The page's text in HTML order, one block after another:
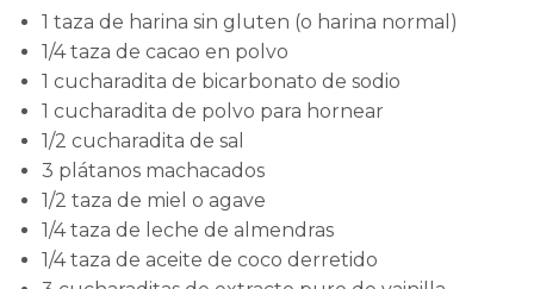
1 taza de harina sin gluten (o harina normal)
1/4 taza de cacao en polvo
1 cucharadita de bicarbonato de sodio
1 cucharadita de polvo para hornear
1/2 cucharadita de sal
3 plátanos machacados
1/2 taza de miel o agave
1/4 taza de leche de almendras
1/4 taza de aceite de coco derretido